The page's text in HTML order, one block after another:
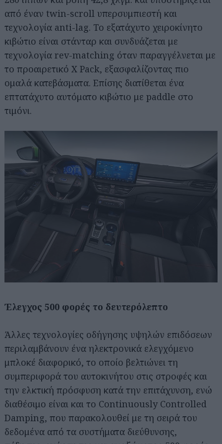
από έναν twin-scroll υπερσυμπιεστή και
τεχνολογία anti-lag. Το εξατάχυτο χειροκίνητο
κιβώτιο είναι στάνταρ και συνδυάζεται με
τεχνολογία rev-matching όταν παραγγέλνεται με
το προαιρετικό X Pack, εξασφαλίζοντας πιο
ομαλά κατεβάσματα. Επίσης διατίθεται ένα
επτατάχυτο αυτόματο κιβώτιο με paddle στο
τιμόνι.
Έλεγχος 500 φορές το δευτερόλεπτο
Άλλες τεχνολογίες οδήγησης υψηλών επιδόσεων
περιλαμβάνουν ένα ηλεκτρονικά ελεγχόμενο
μπλοκέ διαφορικό, το οποίο βελτιώνει τη
συμπεριφορά του αυτοκινήτου στις στροφές και
την ελκτική πρόσφυση κατά την επιτάχυνση, ενώ
διαθέσιμο είναι και το Continuously Controlled
Damping, που παρακολουθεί με τη σειρά του
δεδομένα από τα συστήματα διεύθυνσης,